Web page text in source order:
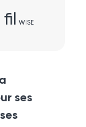
ses
WISE